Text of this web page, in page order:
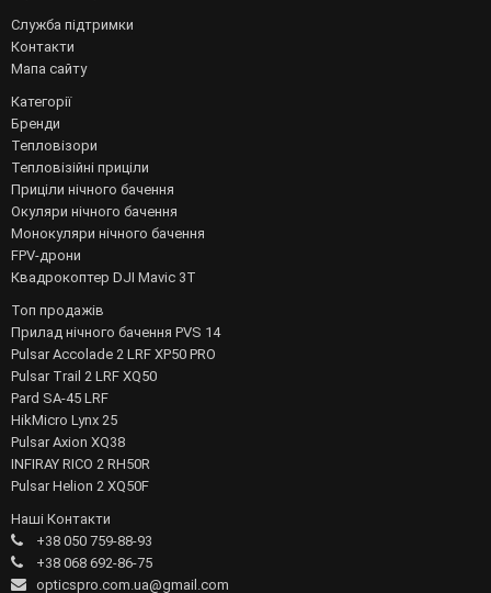
Служба підтримки
Контакти
Мапа сайту
Категорії
Бренди
Тепловізори
Тепловізійні приціли
Приціли нічного бачення
Окуляри нічного бачення
Монокуляри нічного бачення
FPV-дрони
Квадрокоптер DJI Mavic 3T
Топ продажів
Прилад нічного бачення PVS 14
Pulsar Accolade 2 LRF XP50 PRO
Pulsar Trail 2 LRF XQ50
Pard SA-45 LRF
HikMicro Lynx 25
Pulsar Axion XQ38
INFIRAY RICO 2 RH50R
Pulsar Helion 2 XQ50F
Наші Контакти
+38 050 759-88-93
+38 068 692-86-75
opticspro.com.ua@gmail.com